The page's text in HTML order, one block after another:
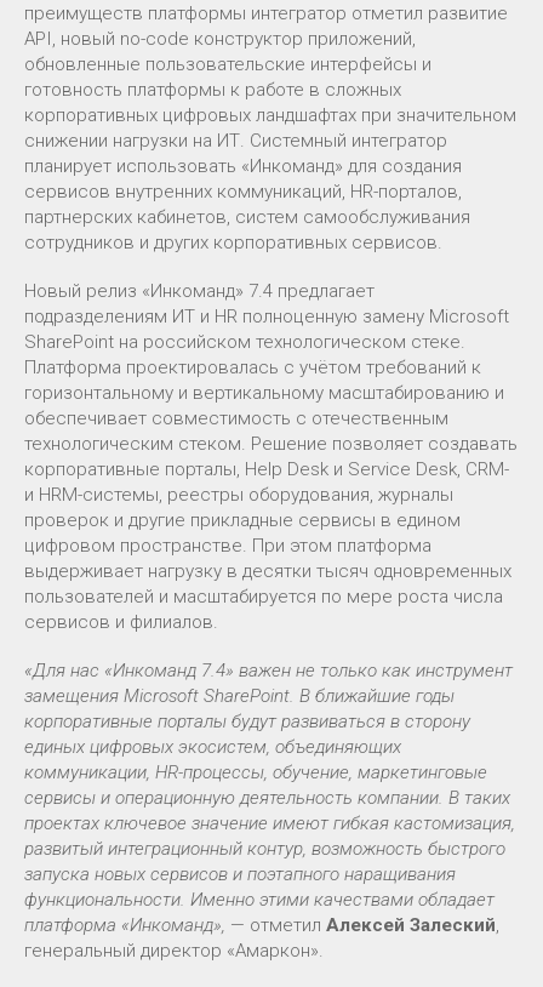
преимуществ платформы интегратор отметил развитие
API, новый no-code конструктор приложений,
обновленные пользовательские интерфейсы и
готовность платформы к работе в сложных
корпоративных цифровых ландшафтах при значительном
снижении нагрузки на ИТ. Системный интегратор
планирует использовать «Инкоманд» для создания
сервисов внутренних коммуникаций, HR-порталов,
партнерских кабинетов, систем самообслуживания
сотрудников и других корпоративных сервисов.
Новый релиз «Инкоманд» 7.4 предлагает
подразделениям ИТ и HR полноценную замену Microsoft
SharePoint на российском технологическом стеке.
Платформа проектировалась с учётом требований к
горизонтальному и вертикальному масштабированию и
обеспечивает совместимость с отечественным
технологическим стеком. Решение позволяет создавать
корпоративные порталы, Help Desk и Service Desk, CRM-
и HRM-системы, реестры оборудования, журналы
проверок и другие прикладные сервисы в едином
цифровом пространстве. При этом платформа
выдерживает нагрузку в десятки тысяч одновременных
пользователей и масштабируется по мере роста числа
сервисов и филиалов.
«Для нас «Инкоманд 7.4» важен не только как инструмент
замещения Microsoft SharePoint. В ближайшие годы
корпоративные порталы будут развиваться в сторону
единых цифровых экосистем, объединяющих
коммуникации, HR-процессы, обучение, маркетинговые
сервисы и операционную деятельность компании. В таких
проектах ключевое значение имеют гибкая кастомизация,
развитый интеграционный контур, возможность быстрого
запуска новых сервисов и поэтапного наращивания
функциональности. Именно этими качествами обладает
платформа «Инкоманд», — отметил Алексей Залеский,
генеральный директор «Амаркон».